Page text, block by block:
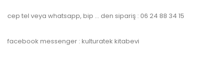
cep tel veya whatsapp, bip … den sipariş : 06 24 88 34 15
facebook messenger : kulturatek kitabevi